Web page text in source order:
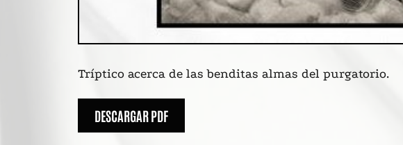
Tríptico acerca de las benditas almas del purgatorio.
DESCARGAR PDF